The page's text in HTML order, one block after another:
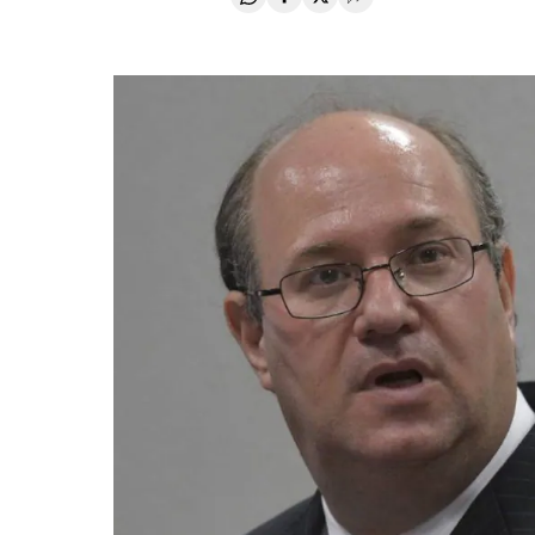
Compartir en Whatsapp
Compartir en Facebook
Compartir en Twitter
Desplegar Redes